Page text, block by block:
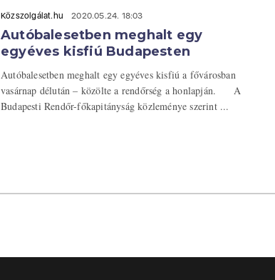
Közszolgálat.hu 2020.05.24. 18:03
Autóbalesetben meghalt egy
egyéves kisfiú Budapesten
Autóbalesetben meghalt egy egyéves kisfiú a fővárosban
vasárnap délután – közölte a rendőrség a honlapján. A
Budapesti Rendőr-főkapitányság közleménye szerint ...